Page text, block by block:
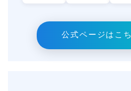
公式ページはこ